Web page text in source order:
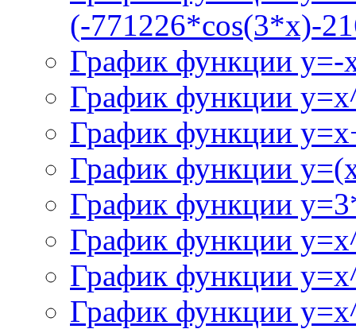
(-771226*cos(3*x)-
График функции
График функции
График функции
График функции
График функции
График функции
График функции
График функции